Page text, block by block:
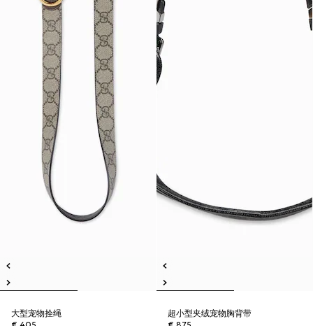
大型宠物拴绳
超小型夹绒宠物胸背带